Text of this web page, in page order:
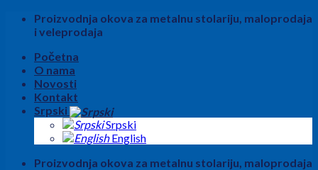
Skip
Proizvodnja okova za metalnu stolariju, maloprodaja
i veleprodaja
Početna
O nama
Novosti
Kontakt
Srpski
Srpski
English
Proizvodnja okova za metalnu stolariju, maloprodaja